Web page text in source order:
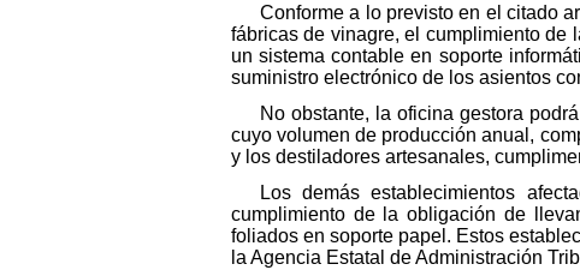
Conforme a lo previsto en el citado
fábricas de vinagre, el cumplimiento de
un sistema contable en soporte
suministro electrónico de los asientos
No obstante, la oficina gestora
cuyo volumen de producción anual,
y los destiladores artesanales,
Los demás establecimientos
cumplimiento de la obligación de
foliados en soporte papel. Estos
la Agencia Estatal de Administración